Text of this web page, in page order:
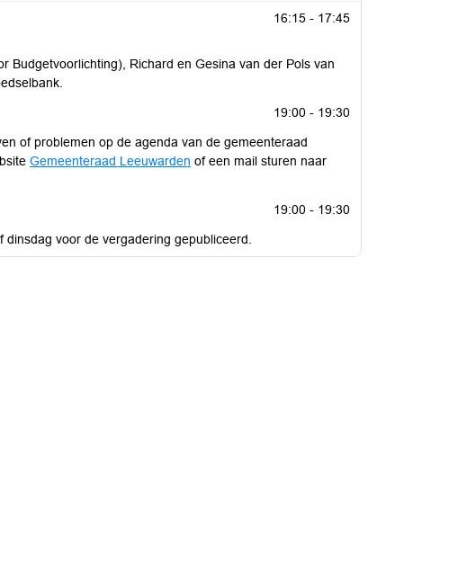
16:15 - 17:45
Budgetvoorlichting), Richard en Gesina van der Pols van
19:00 - 19:30
of problemen op de agenda van de gemeenteraad
Gemeenteraad Leeuwarden of een mail sturen naar
19:00 - 19:30
voor de vergadering gepubliceerd.